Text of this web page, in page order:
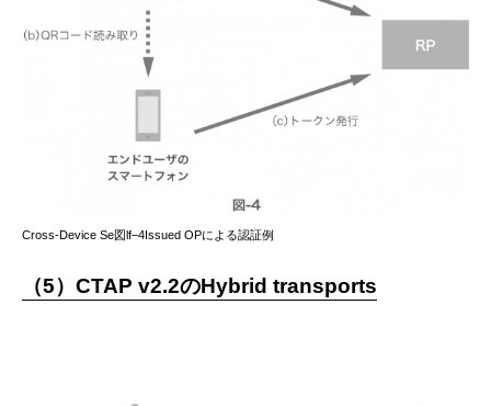
Cross-Device Se図lf–4Issued OPによる認証例
（5）CTAP v2.2のHybrid transports